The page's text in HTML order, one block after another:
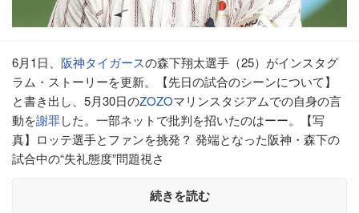
6月1日、 阪神タイガースの森下翔太選手（25）がインスタグ
ラム・ストーリーを更新。【先日の試合のシーンについて】
と書き出し、5月30日のZOZOマリンスタジアムでの自身の言
動を謝罪した。一部ネットで批判を招いたのはーー。【写
真】ロッテ選手とファンを挑発？ 発端となった阪神・森下の
試合中の“失礼態度”問題視さ
続きを読む